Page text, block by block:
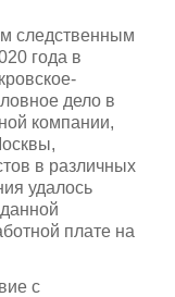
следственным
года в
дело в
компании,
в различных
удалось
плате на
с